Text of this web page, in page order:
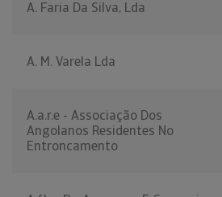
A. Faria Da Silva, Lda
A. M. Varela Lda
A.a.r.e - Associação Dos
Angolanos Residentes No
Entroncamento